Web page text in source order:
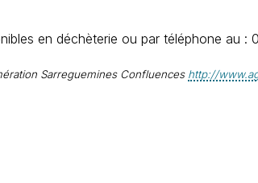
en déchèterie ou par téléphone au :
Sarreguemines Confluences http://